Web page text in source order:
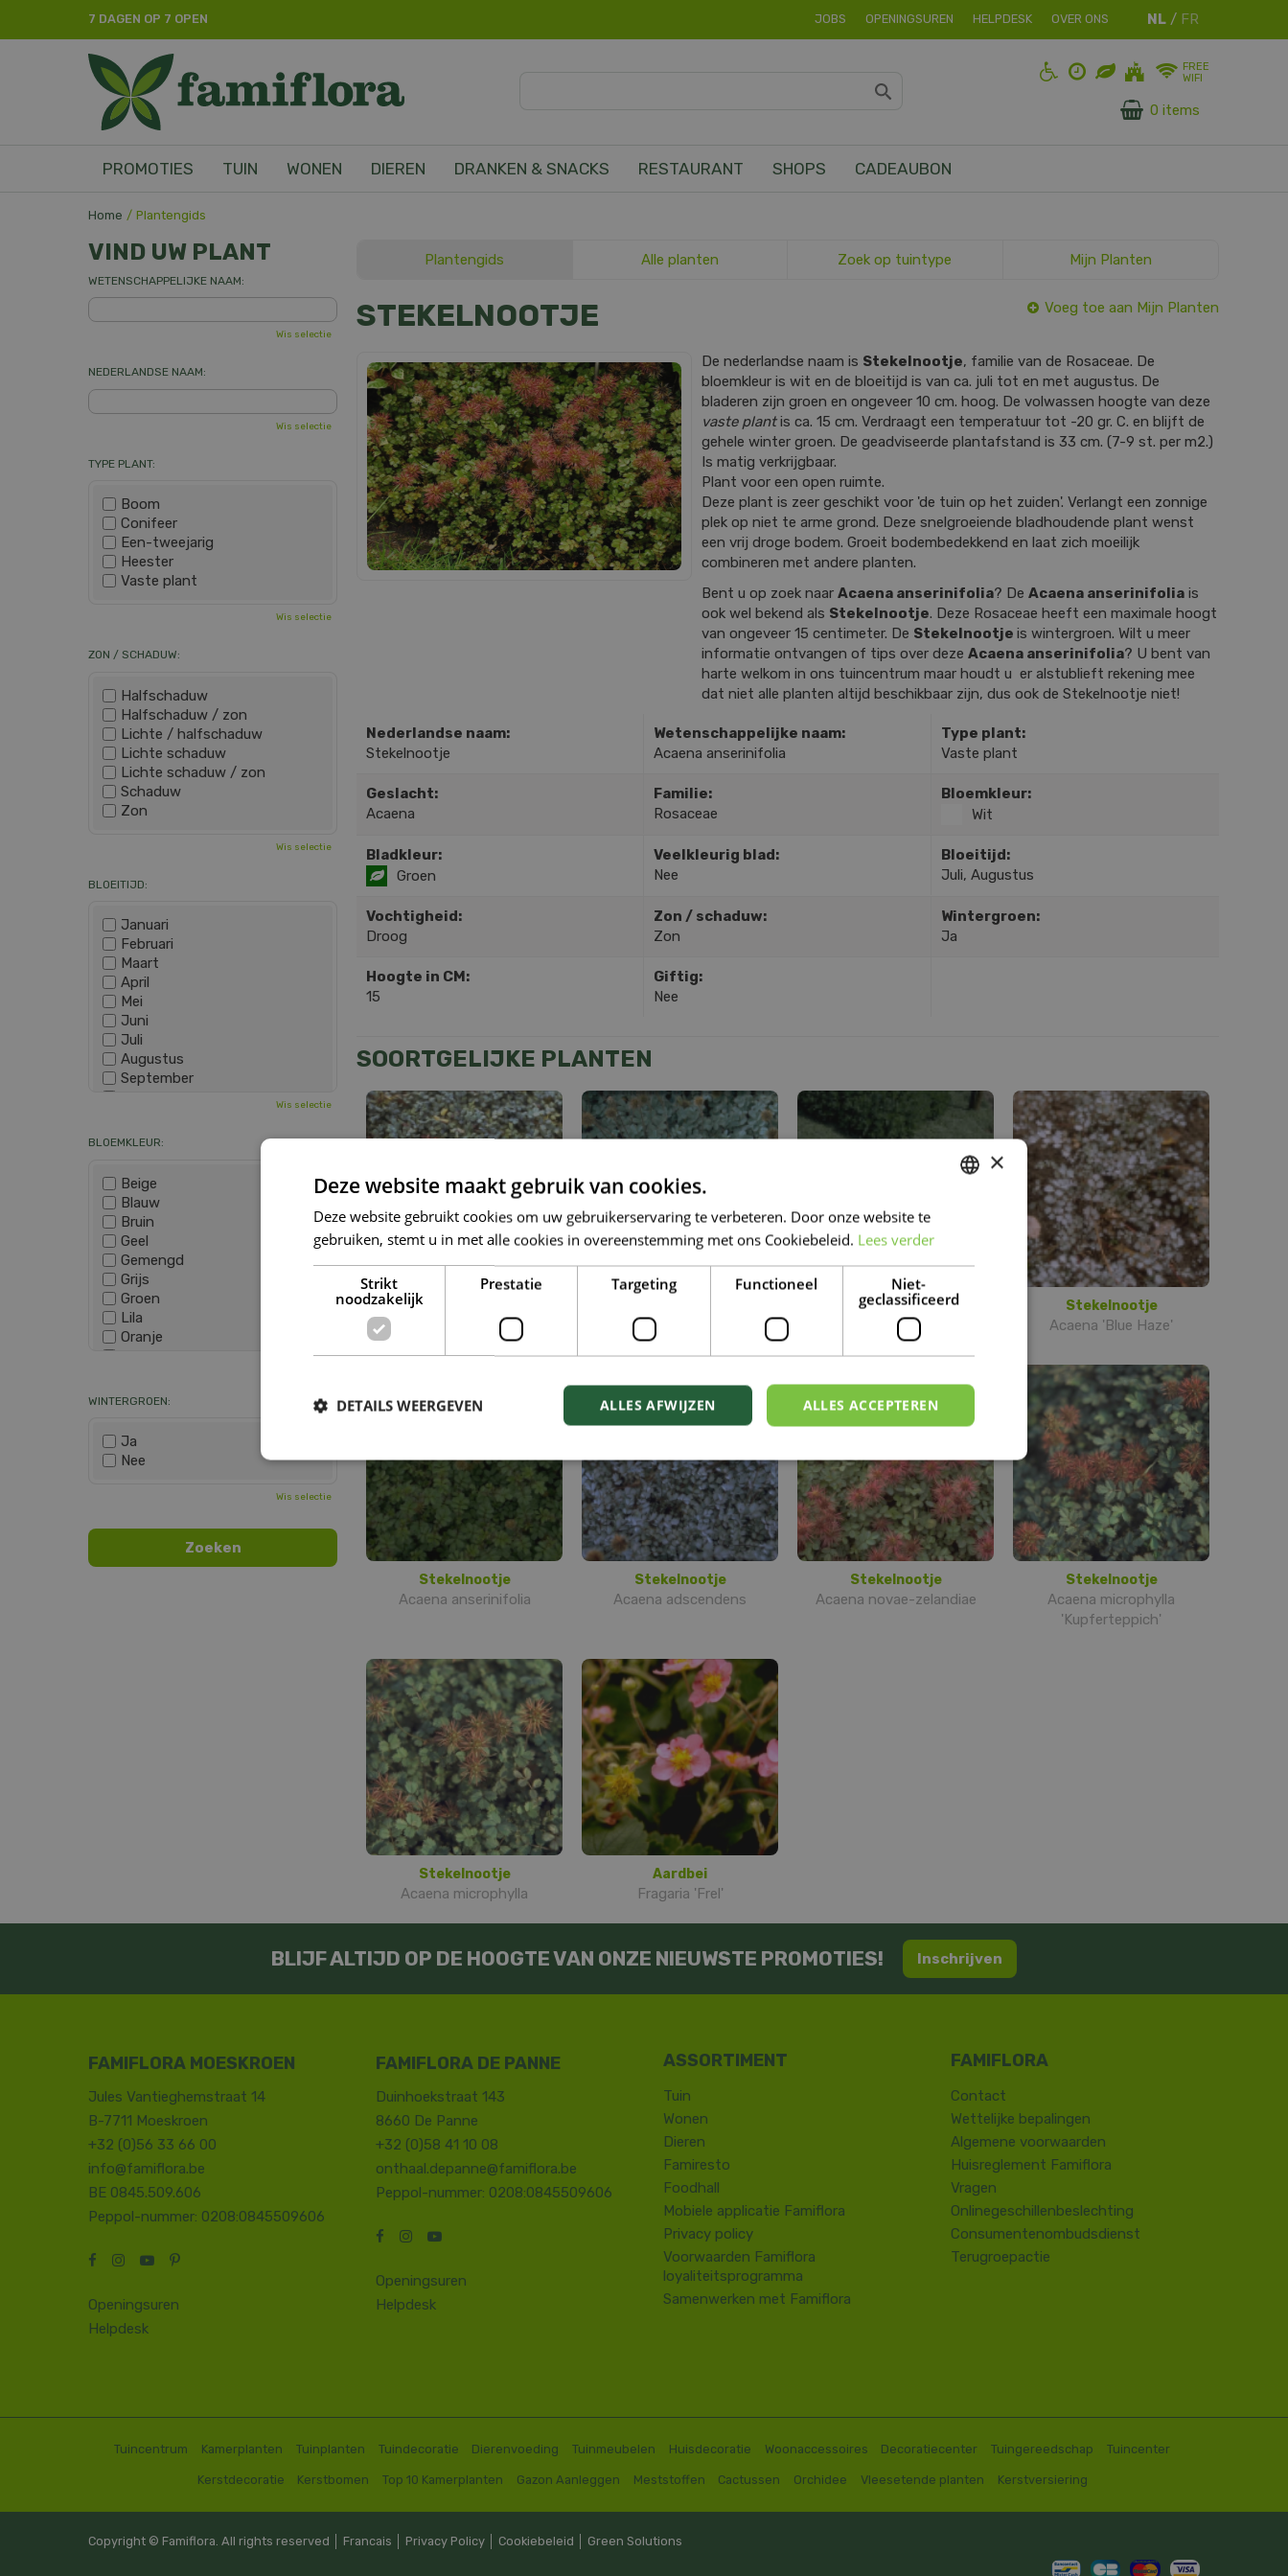
Home Plantengids
7 DAGEN OP 7 OPEN JOBS OPENINGSUREN HELPDESK OVER ONS
FREE
WIFI
0 items
PROMOTIES TUIN WONEN DIEREN DRANKEN & SNACKS RESTAURANT SHOPS CADEAUBON
Plantengids Alle planten Zoek op tuintype Mijn Planten
STEKELNOOTJE Voeg toe aan Mijn Planten
De nederlandse naam is Stekelnootje, familie van de Rosaceae. De
bloemkleur is wit en de bloeitijd is van ca. juli tot en met augustus. De
bladeren zijn groen en ongeveer 10 cm. hoog. De volwassen hoogte van deze
vaste plantis ca. 15 cm. Verdraagt een temperatuur tot -20 gr. C. en blijft de
gehele winter groen. De geadviseerde plantafstand is 33 cm. (7-9 st. per m2.)
Is matig verkrijgbaar.
Plant voor een open ruimte.
Deze plant is zeer geschikt voor 'de tuin op het zuiden'. Verlangt een zonnige
plek op niet te arme grond. Deze snelgroeiende bladhoudende plant wenst
een vrij droge bodem. Groeit bodembedekkend en laat zich moeilijk
combineren met andere planten.
Bent u op zoek naar Acaena anserinifolia? De Acaena anserinifolia is
ook wel bekend als Stekelnootje. Deze Rosaceae heeft een maximale hoogt
van ongeveer 15 centimeter. De Stekelnootje is wintergroen. Wilt u meer
informatie ontvangen of tips over deze Acaena anserinifolia? U bent van
harte welkom in ons tuincentrum maar houdt u er alstublieft rekening mee
dat niet alle planten altijd beschikbaar zijn, dus ook de Stekelnootje niet!
Nederlandse naam:
Stekelnootje
Wetenschappelijke naam:
Acaena anserinifolia
Type plant:
Vaste plant
Geslacht:
Acaena
Familie:
Rosaceae
Bloemkleur:
Wit
Bladkleur:
Groen
Veelkleurig blad:
Nee
Bloeitijd:
Juli, Augustus
Vochtigheid:
Droog
Zon / schaduw:
Zon
Wintergroen:
Ja
Hoogte in CM:
15
Giftig:
Nee
SOORTGELIJKE PLANTEN
Stekelnootje
Acaena magellanica Acaena caesiiglauca
Stekelnootje
Acaena buchananii
Stekelnootje
Acaena 'Blue Haze'
Stekelnootje
Acaena anserinifolia
Stekelnootje
Acaena adscendens
Stekelnootje
Acaena novae-zelandiae
Stekelnootje
Acaena microphylla
'Kupferteppich'
Stekelnootje
Acaena microphylla
Aardbei
Fragaria 'Frel'
VIND UW PLANT
WETENSCHAPPELIJKE NAAM:
Wis selectie
NEDERLANDSE NAAM:
Wis selectie
TYPE PLANT:
Boom
Conifeer
Een-tweejarig
Heester
Vaste plant
Wis selectie
ZON / SCHADUW:
Halfschaduw
Halfschaduw / zon
Lichte / halfschaduw
Lichte schaduw
Lichte schaduw / zon
Schaduw
Zon
Wis selectie
BLOEITIJD:
Januari
Februari
Maart
April
Mei
Juni
Juli
Augustus
September
December
Wis selectie
BLOEMKLEUR:
Beige
Blauw
Bruin
Geel
Gemengd
Grijs
Groen
Lila
Oranje
Roze
Zwart
WINTERGROEN:
Ja
Nee
Wis selectie
BLIJF ALTIJD OP DE HOOGTE VAN ONZE NIEUWSTE PROMOTIES! Inschrijven
FAMIFLORA MOESKROEN
Jules Vantieghemstraat 14
B-7711 Moeskroen
+32 (0)56 33 66 00
info@famiflora.be
BE 0845.509.606
Peppol-nummer: 0208:0845509606
Openingsuren
Helpdesk
FAMIFLORA DE PANNE
Duinhoekstraat 143
8660 De Panne
+32 (0)58 41 10 08
onthaal.depanne@famiflora.be
Peppol-nummer: 0208:0845509606
Openingsuren
Helpdesk
Tuin
Wonen
Dieren
Famiresto
Foodhall
Mobiele applicatie Famiflora
Privacy policy
Voorwaarden Famiflora
loyaliteitsprogramma
Samenwerken met Famiflora
Contact
​Wettelijke bepalingen
Algemene voorwaarden
Huisreglement Famiflora
Vragen
Onlinegeschillenbeslechting
Consumentenombudsdienst
Terugroepactie
Tuincentrum Kamerplanten Tuinplanten Tuindecoratie Dierenvoeding Tuinmeubelen Huisdecoratie Woonaccessoires Decoratiecenter Tuingereedschap Tuincenter
Kerstdecoratie Kerstbomen Top 10 Kamerplanten Gazon Aanleggen Meststoffen Cactussen Orchidee Vleesetende planten Kerstversiering
Copyright © Famiflora. All rights reserved │ Francais Privacy Policy Cookiebeleid Green Solutions
×
Deze website maakt gebruik van cookies.
Deze website gebruikt cookies om uw gebruikerservaring te verbeteren. Door onze website te
gebruiken, stemt u in met alle cookies in overeenstemming met ons Cookiebeleid. Lees verder
Strikt
noodzakelijk
Prestatie Targeting Functioneel
Niet-
geclassificeerd
ALLES ACCEPTEREN
ALLES AFWIJZEN
DETAILS WEERGEVEN